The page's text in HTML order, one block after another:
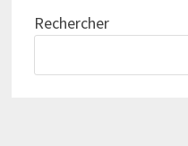
Rechercher